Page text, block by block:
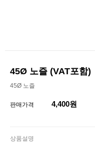
45Ø 노즐 (VAT포함)
45Ø 노즐
판매가격 4,400원
상품설명